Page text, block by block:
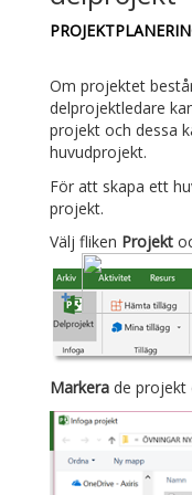
Om projektet
delprojektledare
projekt och dessa
huvudprojekt.
För att skapa ett
projekt.
Välj fliken Projekt
Markera de projekt